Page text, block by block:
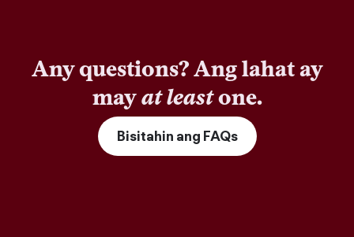
Any questions? Ang lahat ay
mayat leastone.
Bisitahin ang FAQs